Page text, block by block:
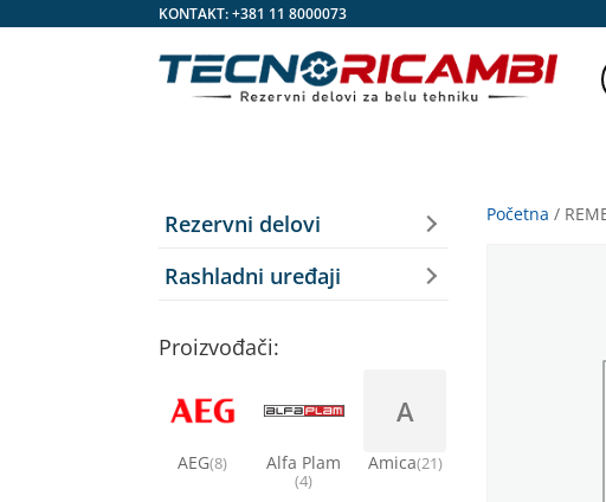
KONTAKT:+381 11 8000073
Početna /
Rezervni delovi
Rashladni uređaji
Proizvođači:
AEG(8) Alfa Plam
(4)
A
Amica(21)